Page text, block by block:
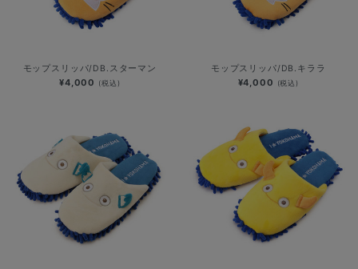
モップスリッパ/DB.スターマン
¥4,000 (税込)
モップスリッパ/DB.キララ
¥4,000 (税込)